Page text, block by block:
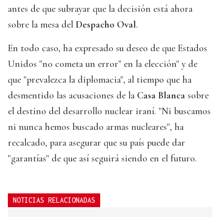
antes de que subrayar que la decisión está ahora
sobre la mesa del Despacho Oval.
En todo caso, ha expresado su deseo de que Estados
Unidos "no cometa un error" en la elección" y de
que "prevalezca la diplomacia", al tiempo que ha
desmentido las acusaciones de la Casa Blanca sobre
el destino del desarrollo nuclear iraní. "Ni buscamos
ni nunca hemos buscado armas nucleares", ha
recalcado, para asegurar que su país puede dar
"garantías" de que así seguirá siendo en el futuro.
NOTICIAS RELACIONADAS